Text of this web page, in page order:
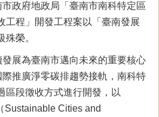
政府地政局「臺南市南科特定區
工程」開發工程案以「臺南發展
殊榮。
展為臺南市邁向未來的重要核心
推廣淨零碳排趨勢接軌，南科特
區段徵收方式進行開發，以
Sustainable Cities and